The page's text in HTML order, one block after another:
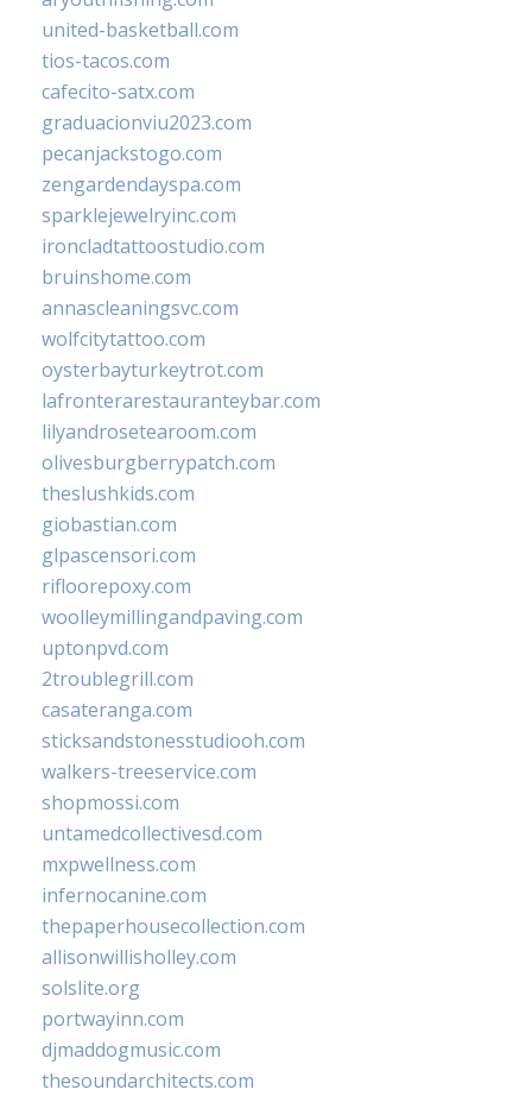
united-basketball.com
tios-tacos.com
cafecito-satx.com
graduacionviu2023.com
pecanjackstogo.com
zengardendayspa.com
sparklejewelryinc.com
ironcladtattoostudio.com
bruinshome.com
annascleaningsvc.com
wolfcitytattoo.com
oysterbayturkeytrot.com
lafronterarestauranteybar.com
lilyandrosetearoom.com
olivesburgberrypatch.com
theslushkids.com
giobastian.com
glpascensori.com
rifloorepoxy.com
woolleymillingandpaving.com
uptonpvd.com
2troublegrill.com
casateranga.com
sticksandstonesstudiooh.com
walkers-treeservice.com
shopmossi.com
untamedcollectivesd.com
mxpwellness.com
infernocanine.com
thepaperhousecollection.com
allisonwillisholley.com
solslite.org
portwayinn.com
djmaddogmusic.com
thesoundarchitects.com